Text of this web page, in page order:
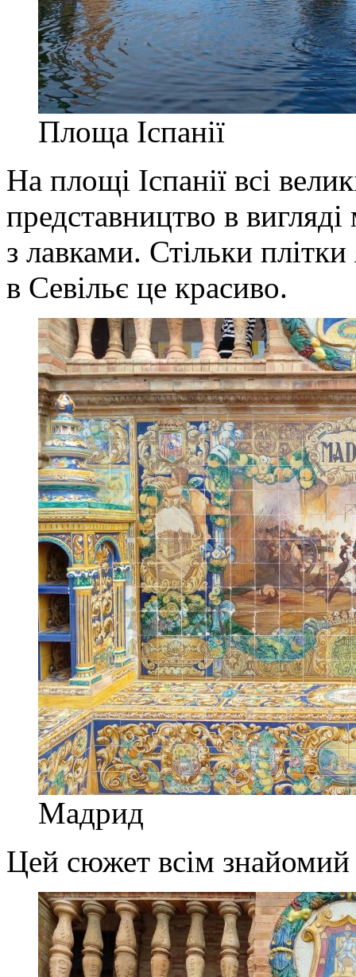
Площа Іспанії
На площі Іспанії всі
представництво в
з лавками. Стільки
в Севільє це красиво.
Мадрид
Цей сюжет всім знайомий